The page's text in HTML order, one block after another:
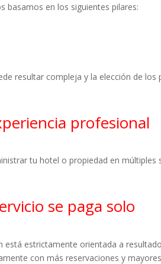
basamos en los siguientes pilares:
resultar compleja y la elección de
profesional
tu hotel o propiedad en múltiples
se paga solo
estrictamente orientada a
con más reservaciones y